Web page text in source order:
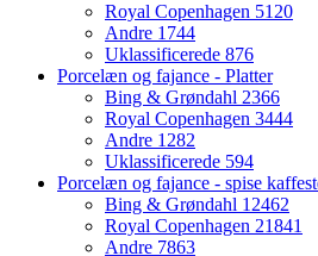
Royal Copenhagen 5120
Andre 1744
Uklassificerede 876
Porcelæn og fajance - Platter
Bing & Grøndahl 2366
Royal Copenhagen 3444
Andre 1282
Uklassificerede 594
Porcelæn og fajance - spise
Bing & Grøndahl 12462
Royal Copenhagen 21841
Andre 7863